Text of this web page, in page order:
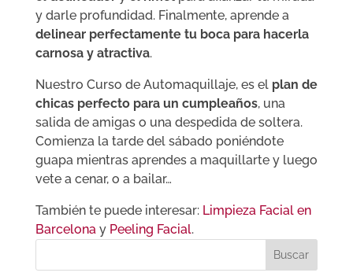
y darle profundidad. Finalmente, aprende a
delinear perfectamente tu boca para hacerla
carnosa y atractiva.
Nuestro Curso de Automaquillaje, es el plan de
chicas perfecto para un cumpleaños, una
salida de amigas o una despedida de soltera.
Comienza la tarde del sábado poniéndote
guapa mientras aprendes a maquillarte y luego
vete a cenar, o a bailar…
También te puede interesar: Limpieza Facial en
Barcelonay Peeling Facial.